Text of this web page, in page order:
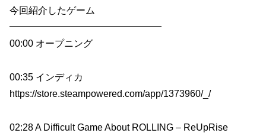
今回紹介したゲーム
━━━━━━━━━━━━━━━━
00:00 オープニング
00:35 インディカ
https://store.steampowered.com/app/1373960/_/
02:28 A Difficult Game About ROLLING – ReUpRise